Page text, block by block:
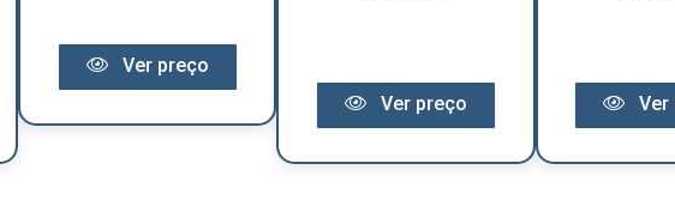
Ver preço
Ver preço Ver